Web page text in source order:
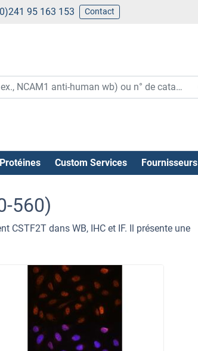
95 163 153 Contact
Protéines Custom Services Fournisseurs
560)
CSTF2T dans WB, IHC et IF. Il présente une